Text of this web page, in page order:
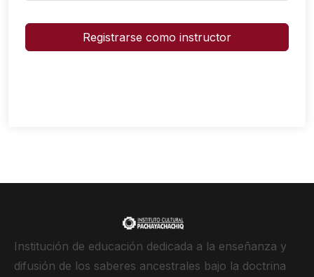
Registrarse como instructor
Institución de educación dedicada a la enseñanza y
difusión de los saberes ancestrales bajo la doctrina